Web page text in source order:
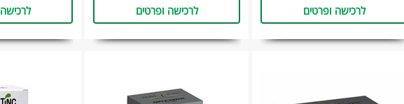
לרכישה ופרטים לרכישה ופרטים